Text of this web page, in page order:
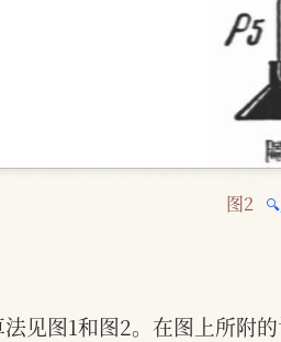
图2
见图1和图2。在图上所附的